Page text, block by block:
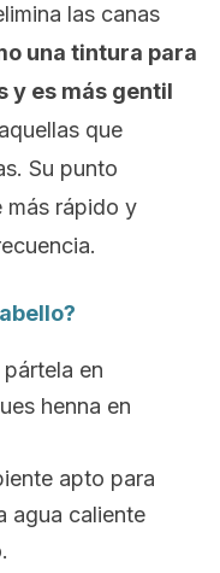
las canas
una tintura para
y es más gentil
que
Su punto
más rápido y
en
henna en
apto para
agua caliente